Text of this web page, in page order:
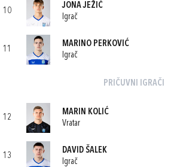
10
JONA JEŽIĆ
Igrač
11
MARINO PERKOVIĆ
Igrač
PRIČUVNI IGRAČI
12
MARIN KOLIĆ
Vratar
13
DAVID ŠALEK
Igrač